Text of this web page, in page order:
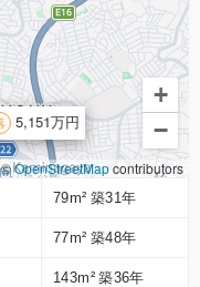
5,151万円
+
−
©OpenStreetMapcontributors
79m² 築31年
77m² 築48年
143m² 築36年